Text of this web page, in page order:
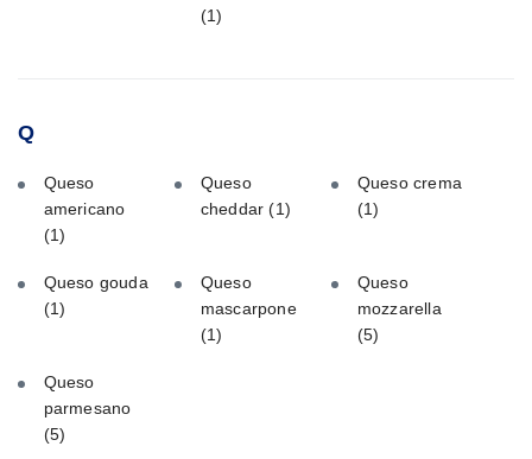
(1)
Q
Queso
americano
(1)
Queso
cheddar(1)
Queso crema
(1)
Queso gouda
(1)
Queso
mascarpone
(1)
Queso
mozzarella
(5)
Queso
parmesano
(5)